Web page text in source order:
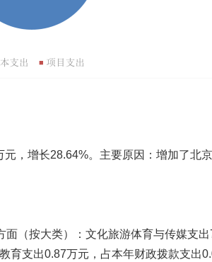
，增长28.64%。主要原因：增加
（按大类）：文化旅游体育与传媒支
支出0.87万元，占本年财政拨款支出